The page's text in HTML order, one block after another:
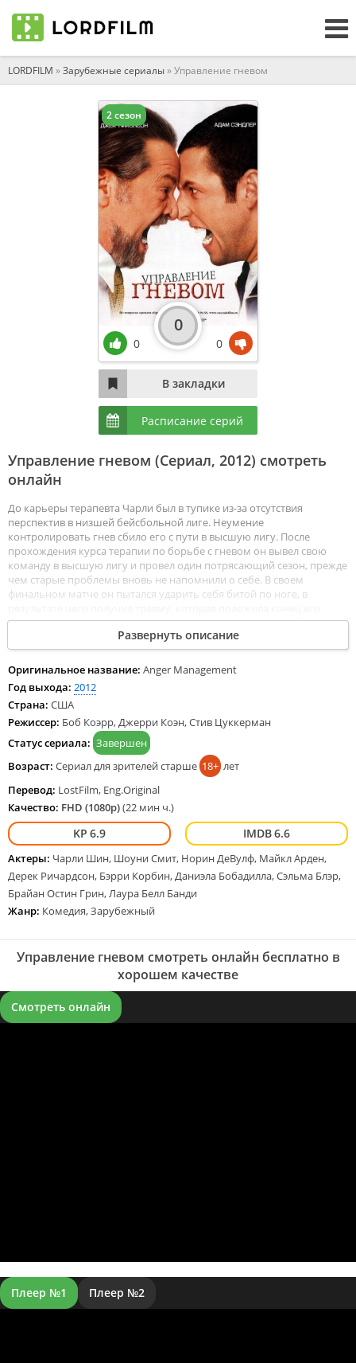
LORDFILM »Зарубежные сериалы» Управление гневом
Управление гневом (Сериал, 2012) смотреть
онлайн
До карьеры терапевта Чарли был в тупике из-за отсутствия
перспектив в низшей бейсбольной лиге. Неумение
контролировать гнев сбило его с пути в высшую лигу. После
прохождения курса терапии по борьбе с гневом он вывел свою
команду в высшую лигу и провел один потрясающий сезон, прежде
чем старые проблемы вновь не напомнили о себе. В своем
финальном матче он пытался ударить себя битой по ноге, в
карьере. Но в итоге эта же травма привела его к нынешней
профессии. В то время как Чарли борется со своим гневом, в его
жизни процветает хаос. Всё осложняется его отношениями с
собственным терапевтом и лучшим другом, бывшей женой, чьи
позитивные взгляды на будущее, но при этом плохой выбор
мужчин, расстраивают Чарли и их 13-летнюю дочь, имеющую
психические расстройства. Смотреть Управление гневом все серии
сериала подряд онлайн бесплатно в хорошем качестве онлайн
FullHD 1080p полностью на русском языке и на любых устройствах
LordFilm.
Развернуть описание
Оригинальное название: Anger Management
Год выхода: 2012
Страна: США
Режиссер: Боб Коэрр, Джерри Коэн, Стив Цуккерман
Статус сериала: Завершен
Возраст: Сериал для зрителей старше 18+ лет
Перевод: LostFilm, Eng.Original
Качество: FHD (1080p)(22 мин ч.)
6.9 6.6
Актеры: Чарли Шин, Шоуни Смит, Норин ДеВулф, Майкл Арден,
Дерек Ричардсон, Бэрри Корбин, Даниэла Бобадилла, Сэльма Блэр,
Брайан Остин Грин, Лаура Белл Банди
Жанр: Комедия, Зарубежный
2 сезон
0
0
0
Расписание серий
Управление гневом смотреть онлайн бесплатно в
хорошем качестве
Смотреть онлайн
Плеер №1 Плеер №2